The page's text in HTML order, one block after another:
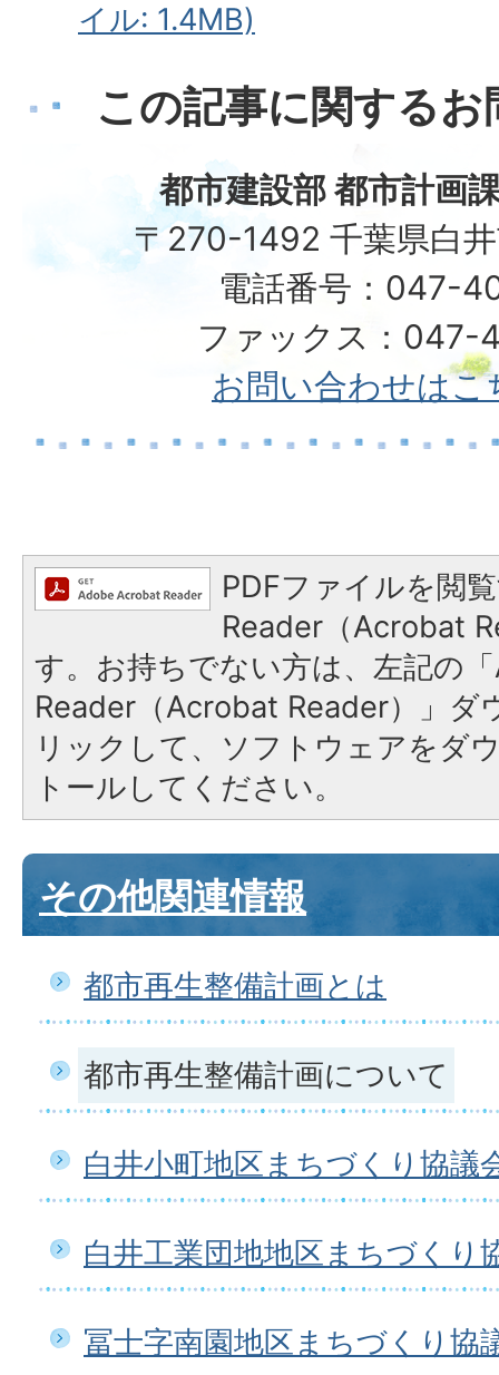
イル: 1.4MB)
この記事に関する
都市建設部 都市計画
〒270-1492 千葉県白
電話番号：047-
ファックス：047-
お問い合わせはこ
PDFファイルを閲
Reader（Acrobat
す。お持ちでない方は、左記の
Reader（Acrobat Reader）」ダ
リックして、ソフトウェアをダ
トールしてください。
その他関連情報
都市再生整備計画とは
都市再生整備計画について
白井小町地区まちづくり協議
白井工業団地地区まちづくり
冨士字南園地区まちづくり協